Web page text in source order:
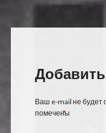
Ваш e-mail не будет
помечены
*